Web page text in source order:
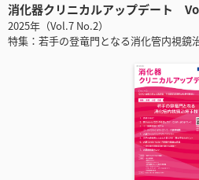
消化器クリニカルアップデート
2025年（Vol.7 No.2）
特集：若手の登竜門となる消化管内視鏡